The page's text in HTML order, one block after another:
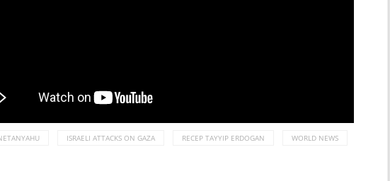
ISRAELI ATTACKS ON GAZA RECEP TAYYIP ERDOGAN WORLD NEWS